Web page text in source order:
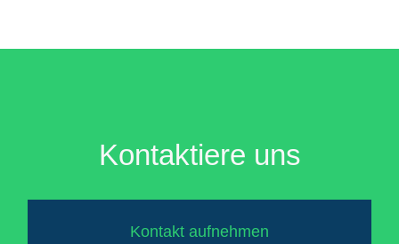
Kontaktiere uns
Kontakt aufnehmen